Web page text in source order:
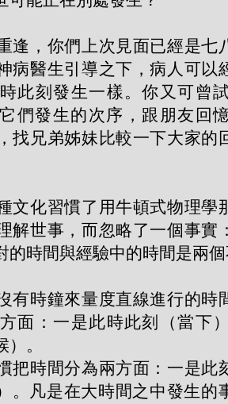
逢，你們上次見面已經是七
病醫生引導之下，病人可以
此刻發生一樣。你又可曾
們發生的次序，跟朋友回
找兄弟姊妹比較一下大家的
文化習慣了用牛頓式物理學
解世事，而忽略了一個事實
的時間與經驗中的時間是兩
有時鐘來量度直線進行的時
面：一是此時此刻（當下
）。
把時間分為兩方面：一是此
。凡是在大時間之中發生的